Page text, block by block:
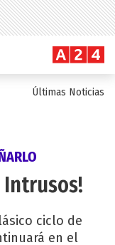
Últimas Noticias
Intrusos!
ciclo de
en el